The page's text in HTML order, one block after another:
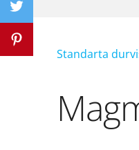
Standarta